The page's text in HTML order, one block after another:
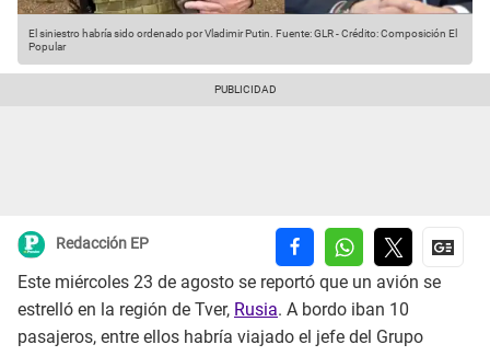
El siniestro habría sido ordenado por Vladimir Putin. Fuente: GLR-Crédito: Composición El
Popular
Redacción EP
Este miércoles 23 de agosto se reportó que un avión se
estrelló en la región de Tver, Rusia. A bordo iban 10
pasajeros, entre ellos habría viajado el jefe del Grupo